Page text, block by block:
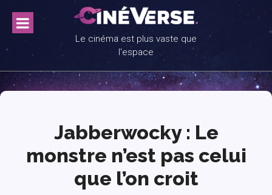
content
Le cinéma est plus vaste que
l'espace
Jabberwocky : Le
monstre n’est pas celui
que l’on croit